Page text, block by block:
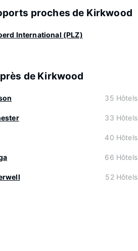
proches de Kirkwood
International (PLZ)
de Kirkwood
35 Hôtels
33 Hôtels
40 Hôtels
66 Hôtels
52 Hôtels